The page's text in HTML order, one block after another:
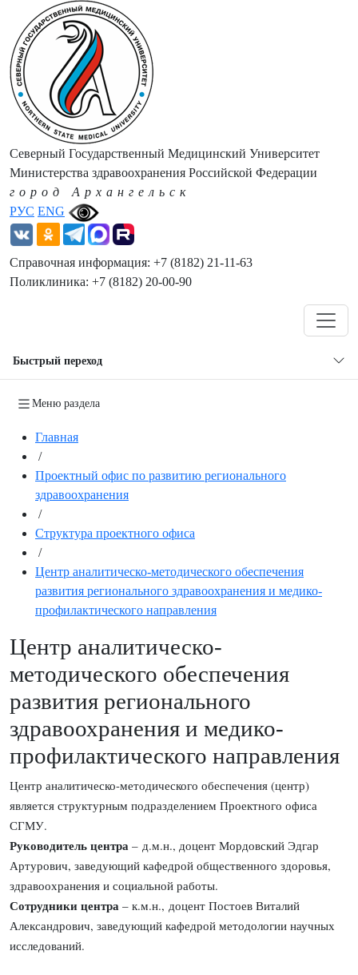
РУС ENG
Северный Государственный Медицинский Университет
Министерства здравоохранения Российской Федерации
город Архангельск
Справочная информация: +7 (8182) 21-11-63
Поликлиника: +7 (8182) 20-00-90
Быстрый переход
Меню раздела
Главная
/
Проектный офис по развитию регионального
здравоохранения
/
Структура проектного офиса
/
Центр аналитическо-методического обеспечения
развития регионального здравоохранения и медико-
профилактического направления
Центр аналитическо-
методического обеспечения
развития регионального
здравоохранения и медико-
профилактического направления
Центр аналитическо-методического обеспечения (центр)
является структурным подразделением Проектного офиса
СГМУ.
Руководитель центра – д.м.н., доцент Мордовский Эдгар
Артурович, заведующий кафедрой общественного здоровья,
здравоохранения и социальной работы.
Сотрудники центра – к.м.н., доцент Постоев Виталий
Александрович, заведующий кафедрой методологии научных
исследований.